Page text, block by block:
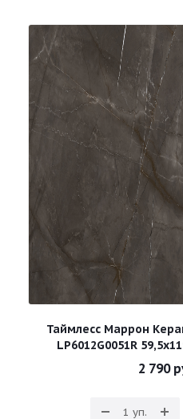
Таймлесс Маррон
LP6012G0051R
2 790